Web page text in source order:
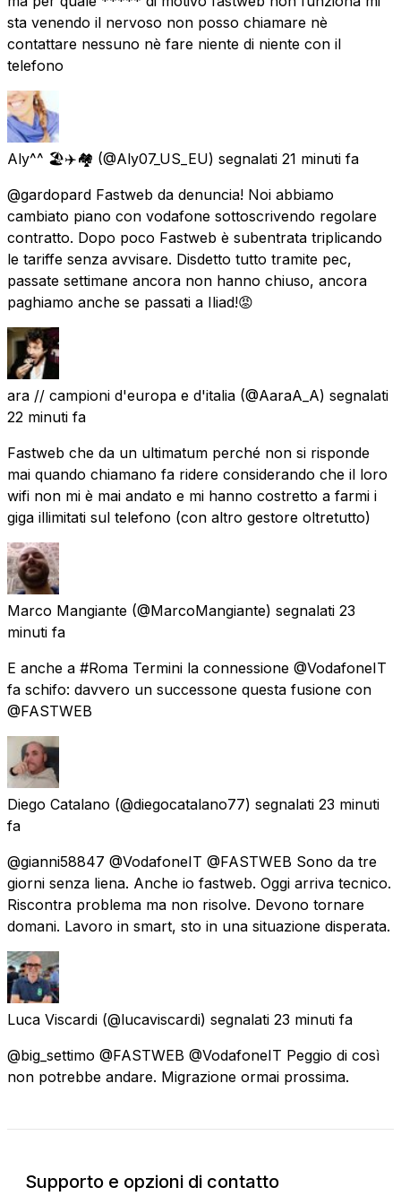
sta venendo il nervoso non posso chiamare nè
contattare nessuno nè fare niente di niente con il
telefono
Aly^^ 🏖✈️🏘 (@Aly07_US_EU) segnalati 21 minuti fa
@gardopard Fastweb da denuncia! Noi abbiamo
cambiato piano con vodafone sottoscrivendo regolare
contratto. Dopo poco Fastweb è subentrata triplicando
le tariffe senza avvisare. Disdetto tutto tramite pec,
passate settimane ancora non hanno chiuso, ancora
paghiamo anche se passati a Iliad!😡
ara // campioni d'europa e d'italia (@AaraA_A) segnalati
22 minuti fa
Fastweb che da un ultimatum perché non si risponde
mai quando chiamano fa ridere considerando che il loro
wifi non mi è mai andato e mi hanno costretto a farmi i
giga illimitati sul telefono (con altro gestore oltretutto)
Marco Mangiante (@MarcoMangiante) segnalati 23
minuti fa
E anche a #Roma Termini la connessione @VodafoneIT
fa schifo: davvero un successone questa fusione con
@FASTWEB
Diego Catalano (@diegocatalano77) segnalati 23 minuti
fa
@gianni58847 @VodafoneIT @FASTWEB Sono da tre
giorni senza liena. Anche io fastweb. Oggi arriva tecnico.
Riscontra problema ma non risolve. Devono tornare
domani. Lavoro in smart, sto in una situazione disperata.
Luca Viscardi (@lucaviscardi) segnalati 23 minuti fa
@big_settimo @FASTWEB @VodafoneIT Peggio di così
non potrebbe andare. Migrazione ormai prossima.
Supporto e opzioni di contatto